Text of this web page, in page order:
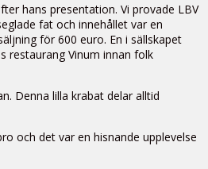
hans presentation. Vi provade LBV
fat och innehållet var en
för 600 euro. En i sällskapet
restaurang Vinum innan folk
Denna lilla krabat delar alltid
och det var en hisnande upplevelse